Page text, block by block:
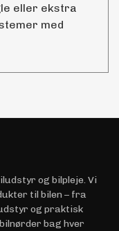
eller ekstra
med
og bilpleje. Vi
til bilen – fra
og praktisk
bag hver